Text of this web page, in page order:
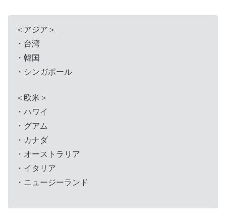
＜アジア＞
・台湾
・韓国
・シンガポール
＜欧米＞
・ハワイ
・グアム
・カナダ
・オーストラリア
・イタリア
・ニュージーランド